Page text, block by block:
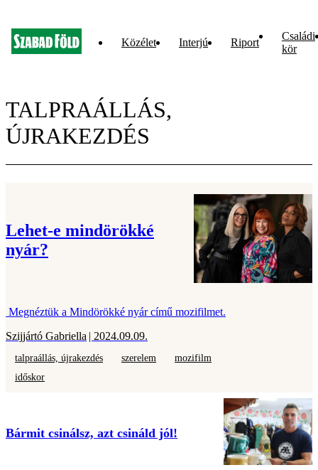
Közélet Interjú Riport
Családi
kör
TALPRAÁLLÁS,
ÚJRAKEZDÉS
Lehet-e mindörökké
nyár?
Megnéztük a Mindörökké nyár című mozifilmet.
Szijjártó Gabriella | 2024.09.09.
talpraállás, újrakezdés szerelem
mozifilm
időskor
Bármit csinálsz, azt csináld jól!